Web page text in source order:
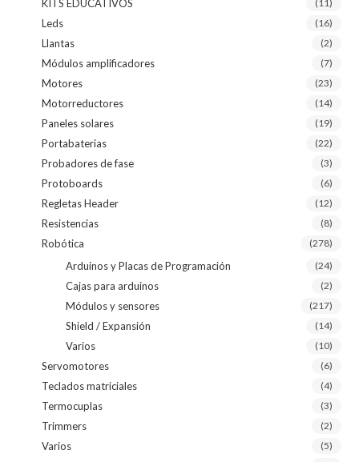
KITS EDUCATIVOS (11)
Leds (16)
Llantas (2)
Módulos amplificadores (7)
Motores (23)
Motorreductores (14)
Paneles solares (19)
Portabaterias (22)
Probadores de fase (3)
Protoboards (6)
Regletas Header (12)
Resistencias (8)
Robótica (278)
Arduinos y Placas de Programación (24)
Cajas para arduinos (2)
Módulos y sensores (217)
Shield / Expansión (14)
Varios (10)
Servomotores (6)
Teclados matriciales (4)
Termocuplas (3)
Trimmers (2)
Varios (5)